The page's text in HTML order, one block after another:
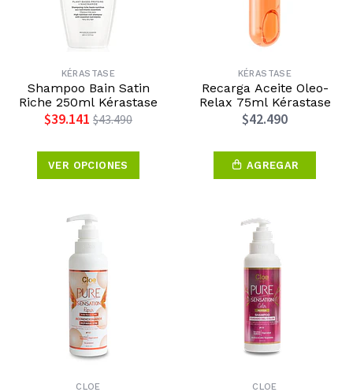
KÉRASTASE
Shampoo Bain Satin
Riche 250ml Kérastase
$39.141 $43.490
VER OPCIONES
KÉRASTASE
Recarga Aceite Oleo-
Relax 75ml Kérastase
$42.490
AGREGAR
CLOE CLOE